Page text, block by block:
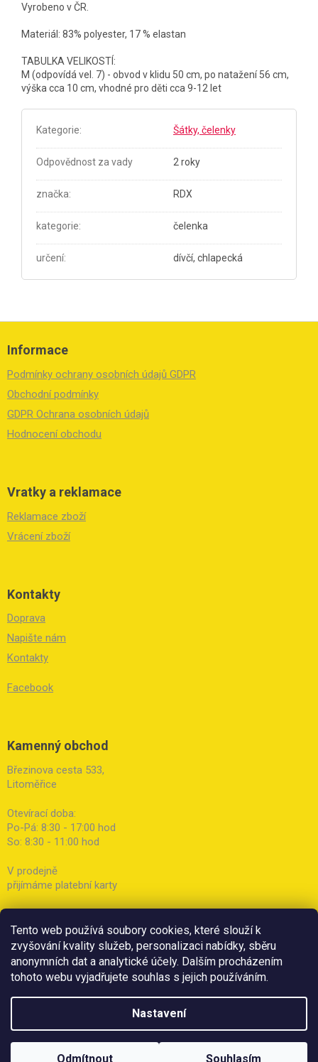
Tento web používá soubory cookies, které slouží k
zvyšování kvality služeb, personalizaci nabídky, sběru
anonymních dat a analytické účely. Dalším procházením
tohoto webu vyjadřujete souhlas s jejich používáním.
Nastavení
Odmítnout Souhlasím
Vyrobeno v ČR.
Materiál: 83% polyester, 17 % elastan
TABULKA VELIKOSTÍ:
M (odpovídá vel. 7) - obvod v klidu 50 cm, po natažení 56 cm,
výška cca 10 cm, vhodné pro děti cca 9-12 let
Kategorie: Šátky, čelenky
Odpovědnost za vady 2 roky
značka: RDX
kategorie: čelenka
určení: dívčí, chlapecká
Z
Informace
Podmínky ochrany osobních údajů GDPR
Obchodní podmínky
GDPR Ochrana osobních údajů
Hodnocení obchodu
Vratky a reklamace
Reklamace zboží
Vrácení zboží
Kontakty
Doprava
Napište nám
Kontakty
Facebook
Kamenný obchod
Březinova cesta 533,
Litoměřice
Otevírací doba:
Po-Pá: 8:30 - 17:00 hod
So: 8:30 - 11:00 hod
V prodejně
přijímáme platební karty